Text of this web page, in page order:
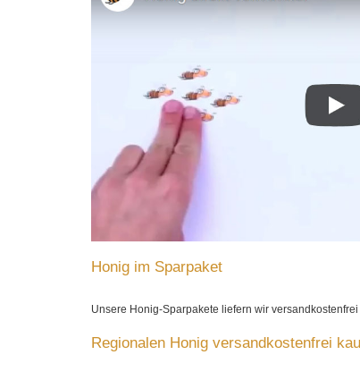
Honig im Sparpaket
Unsere Honig-Sparpakete liefern wir
Regionalen Honig versandkostenfrei